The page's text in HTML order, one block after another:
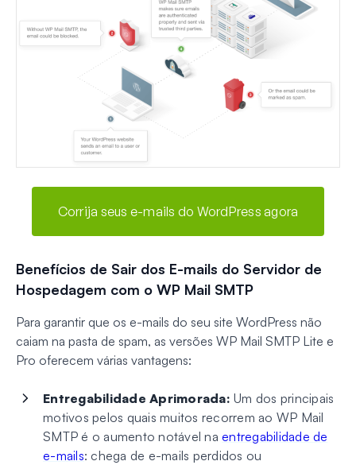
Corrija seus e-mails do WordPress agora
Benefícios de Sair dos E-mails do Servidor de
Hospedagem com o WP Mail SMTP
Para garantir que os e-mails do seu site WordPress não
caiam na pasta de spam, as versões WP Mail SMTP Lite e
Pro oferecem várias vantagens:
Entregabilidade Aprimorada: Um dos principais
motivos pelos quais muitos recorrem ao WP Mail
SMTP é o aumento notável na entregabilidade de
e-mails: chega de e-mails perdidos ou